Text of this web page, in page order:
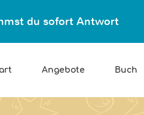
du sofort Antwort
Angebote Buch